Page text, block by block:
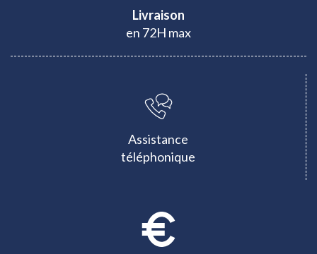
Livraison
en 72H max
Assistance
téléphonique